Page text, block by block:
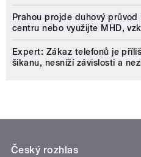
Prahou projde duhový
centru nebo využijte MHD,
Expert: Zákaz telefonů je
šikanu, nesníží závislosti a
Český rozhlas